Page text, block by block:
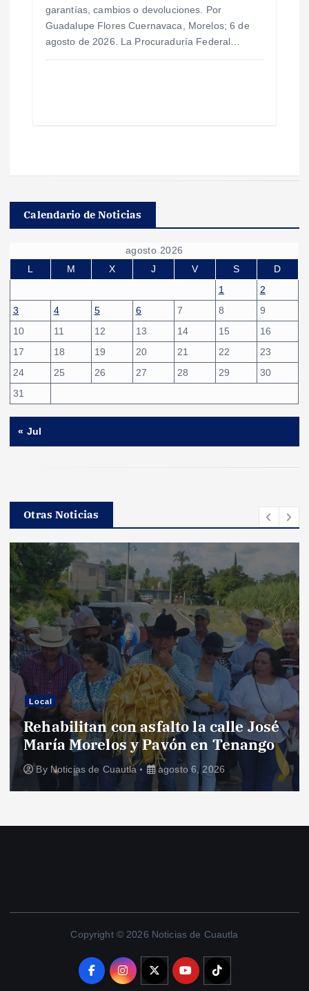
garantías, cambios o devoluciones. Por
Guadalupe Flores Cuernavaca, Morelos; 6 de
agosto de 2026. La Procuraduría Federal…
Calendario de Noticias
agosto 2026
L
M X J V S
D
1
2
3
4 5 6 7 8
9
10
11 12 13 14 15
16
17
18 19 20 21 22
23
24
25 26 27 28 29
30
31
« Jul
Otras Noticias
Local
Rehabilitan con asfalto la calle José
María Morelos y Pavón en Tenango
By Noticias de Cuautla agosto 6, 2026
Copyright © 2026 Noticias de Cuautla